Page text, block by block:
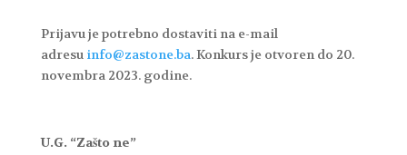
Prijavu je potrebno dostaviti na e-mail
adresu info@zastone.ba. Konkurs je otvoren do 20.
novembra 2023. godine.
U.G. “Zašto ne”